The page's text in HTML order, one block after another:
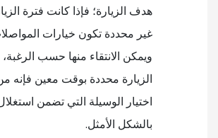
هدف الزيارة؛ فإذا كانت فترة
غير محددة تكون خيارات
ويمكن الانتقاء منها حسب الرغبة،
الزيارة محددة بوقت معين فإنه
اختيار الوسيلة التي تضمن
بالشكل الأمثل.